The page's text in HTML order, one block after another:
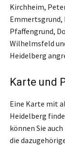
Kirchheim,
Emmertsgrund,
Pfaffengrund,
Wilhelmsfeld
Heidelberg
Karte und
Eine Karte mit
Heidelberg
können Sie
die